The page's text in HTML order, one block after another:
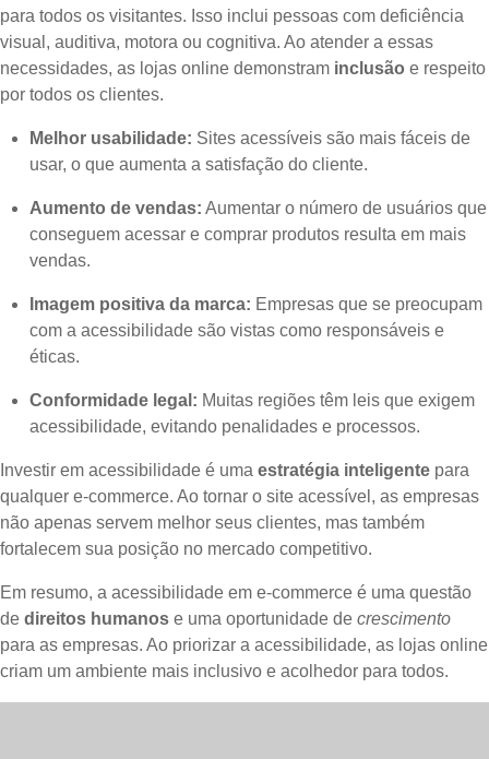
para todos os visitantes. Isso inclui pessoas com deficiência
visual, auditiva, motora ou cognitiva. Ao atender a essas
necessidades, as lojas online demonstram inclusão e respeito
por todos os clientes.
Melhor usabilidade: Sites acessíveis são mais fáceis de
usar, o que aumenta a satisfação do cliente.
Aumento de vendas: Aumentar o número de usuários que
conseguem acessar e comprar produtos resulta em mais
vendas.
Imagem positiva da marca: Empresas que se preocupam
com a acessibilidade são vistas como responsáveis e
éticas.
Conformidade legal: Muitas regiões têm leis que exigem
acessibilidade, evitando penalidades e processos.
Investir em acessibilidade é uma estratégia inteligente para
qualquer e-commerce. Ao tornar o site acessível, as empresas
não apenas servem melhor seus clientes, mas também
fortalecem sua posição no mercado competitivo.
Em resumo, a acessibilidade em e-commerce é uma questão
de direitos humanos e uma oportunidade de crescimento
para as empresas. Ao priorizar a acessibilidade, as lojas online
criam um ambiente mais inclusivo e acolhedor para todos.